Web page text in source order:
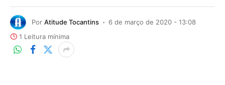
Por Atitude Tocantins
6 de março de 2020 - 13:08
1 Leitura mínima